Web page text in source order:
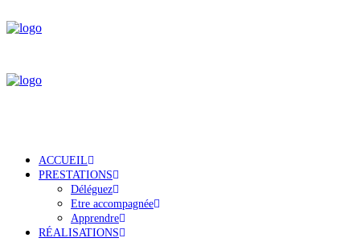
ACCUEIL
PRESTATIONS
Déléguez
Etre accompagnée
Apprendre
RÉALISATIONS